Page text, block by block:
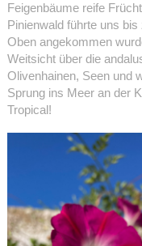
Feigenbäume reife
Pinienwald führte uns
Oben angekommen
Weitsicht über die
Olivenhainen, Seen und
Sprung ins Meer an der
Tropical!